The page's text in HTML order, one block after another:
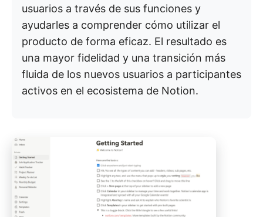
usuarios a través de sus funciones y
ayudarles a comprender cómo utilizar el
producto de forma eficaz. El resultado es
una mayor fidelidad y una transición más
fluida de los nuevos usuarios a participantes
activos en el ecosistema de Notion.